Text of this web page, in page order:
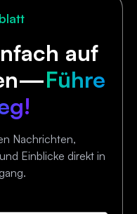
auf
Führe
Nachrichten,
Einblicke direkt in